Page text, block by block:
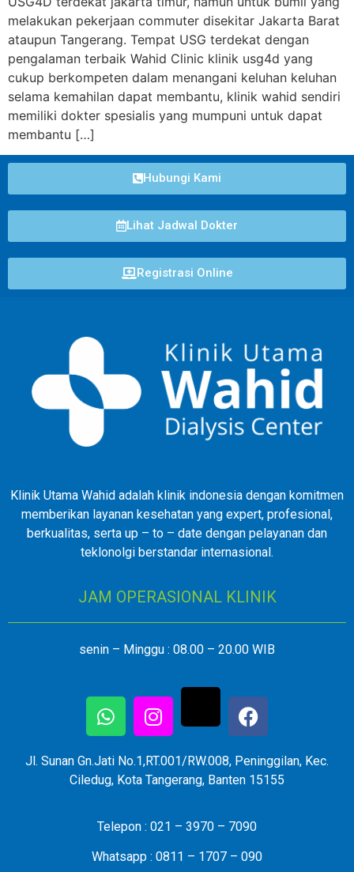
melakukan pekerjaan commuter disekitar Jakarta Barat
ataupun Tangerang. Tempat USG terdekat dengan
pengalaman terbaik Wahid Clinic klinik usg4d yang
cukup berkompeten dalam menangani keluhan keluhan
selama kemahilan dapat membantu, klinik wahid sendiri
memiliki dokter spesialis yang mumpuni untuk dapat
membantu […]
Hubungi Kami
Lihat Jadwal Dokter
Registrasi Online
Klinik Utama Wahid adalah klinik indonesia dengan komitmen
memberikan layanan kesehatan yang expert, profesional,
berkualitas, serta up – to – date dengan pelayanan dan
teklonolgi berstandar internasional.
JAM OPERASIONAL KLINIK
senin – Minggu : 08.00 – 20.00 WIB
Jl. Sunan Gn.Jati No.1,RT.001/RW.008, Peninggilan, Kec.
Ciledug, Kota Tangerang, Banten 15155
Telepon : 021 – 3970 – 7090
Whatsapp : 0811 – 1707 – 090